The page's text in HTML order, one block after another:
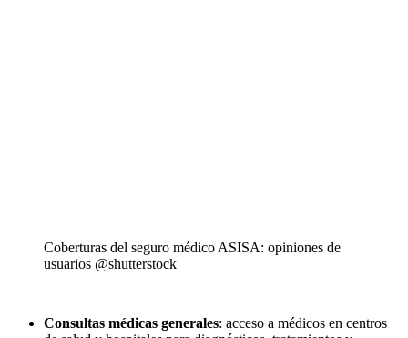
Coberturas del seguro médico ASISA: opiniones de
usuarios @shutterstock
Consultas médicas generales: acceso a médicos en centros